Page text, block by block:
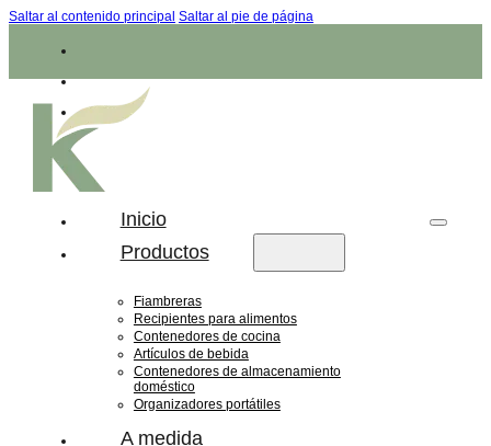
Saltar al contenido principal Saltar al pie de página
Inicio
Productos
Fiambreras
Recipientes para alimentos
Contenedores de cocina
Artículos de bebida
Contenedores de almacenamiento
doméstico
Organizadores portátiles
A medida